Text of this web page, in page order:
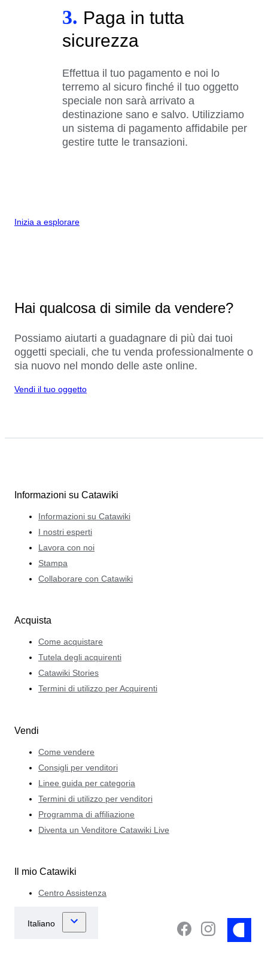
3. Paga in tutta
sicurezza
Effettua il tuo pagamento e noi lo
terremo al sicuro finché il tuo oggetto
speciale non sarà arrivato a
destinazione sano e salvo. Utilizziamo
un sistema di pagamento affidabile per
gestire tutte le transazioni.
Inizia a esplorare
Hai qualcosa di simile da vendere?
Possiamo aiutarti a guadagnare di più dai tuoi
oggetti speciali, che tu venda professionalmente o
sia nuovo nel mondo delle aste online.
Vendi il tuo oggetto
Informazioni su Catawiki
Informazioni su Catawiki
I nostri esperti
Lavora con noi
Stampa
Collaborare con Catawiki
Acquista
Come acquistare
Tutela degli acquirenti
Catawiki Stories
Termini di utilizzo per Acquirenti
Vendi
Come vendere
Consigli per venditori
Linee guida per categoria
Termini di utilizzo per venditori
Programma di affiliazione
Diventa un Venditore Catawiki Live
Il mio Catawiki
Centro Assistenza